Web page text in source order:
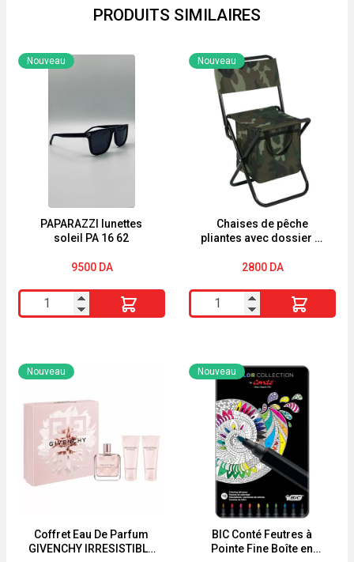
PRODUITS SIMILAIRES
PAPARAZZI lunettes
soleil PA 16 62
Nouveau
9500 DA
quantité
de
lunettes
soleil
PA
Chaises de pêche
pliantes avec dossier et
Nouveau
2800 DA
quantité
de
de
pêche
pliantes
dossier
isotherme
Coffret Eau De Parfum
GIVENCHY IRRESISTIBLE
Nouveau
BIC Conté Feutres à
Pointe Fine Boîte en
Nouveau